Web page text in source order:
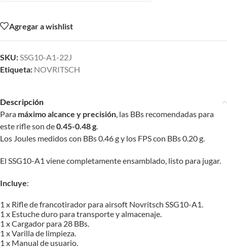
Agregar a wishlist
SKU:SSG10-A1-22J
Etiqueta: NOVRITSCH
Descripción
Para máximo alcance y precisión, las BBs recomendadas para
este rifle son de0.45-0.48 g.
Los Joules medidos con BBs 0.46 g y los FPS con BBs 0.20 g.
El SSG10-A1 viene completamente ensamblado, listo para jugar.
Incluye:
1 x Rifle de francotirador para airsoft Novritsch SSG10-A1.
1 x Estuche duro para transporte y almacenaje.
1 x Cargador para 28 BBs.
1 x Varilla de limpieza.
1 x Manual de usuario.